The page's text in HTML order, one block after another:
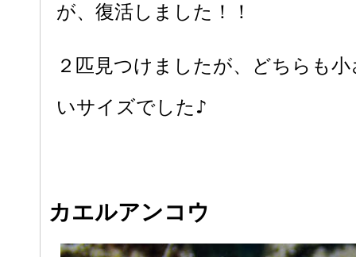
が、復活しました！！
２匹見つけましたが、どちらも
いサイズでした♪
カエルアンコウ